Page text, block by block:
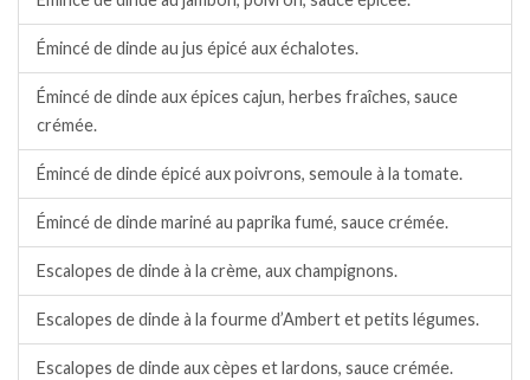
Émincé de dinde au jus épicé aux échalotes.
Émincé de dinde aux épices cajun, herbes fraîches, sauce
crémée.
Émincé de dinde épicé aux poivrons, semoule à la tomate.
Émincé de dinde mariné au paprika fumé, sauce crémée.
Escalopes de dinde à la crème, aux champignons.
Escalopes de dinde à la fourme d’Ambert et petits légumes.
Escalopes de dinde aux cèpes et lardons, sauce crémée.